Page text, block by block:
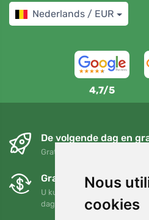
Nous
cookies
Nederlands / EUR
4,7/5
De volgende dag en
Gratis verzending voor
Gratis ruilen en
U kunt uw bestelling op elk
dagen retourneren of ruilen